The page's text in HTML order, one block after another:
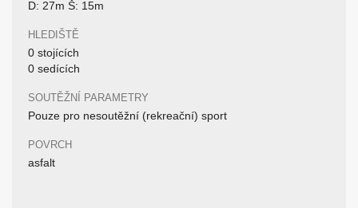
D: 27m Š: 15m
HLEDIŠTĚ
0 stojících
0 sedících
SOUTĚŽNÍ PARAMETRY
Pouze pro nesoutěžní (rekreační) sport
POVRCH
asfalt